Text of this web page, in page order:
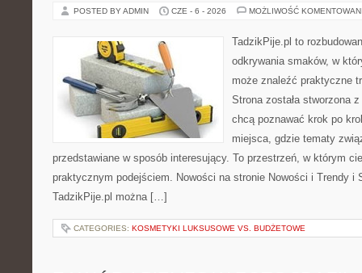
POSTED BY ADMIN CZE - 6 - 2026 MOŻLIWOŚĆ
TadzikPije.pl to
odkrywania smaków, w
może znaleźć praktyczne
Strona została stworzona
chcą poznawać krok po
miejsca, gdzie tematy
przedstawiane w sposób interesujący. To przestrzeń, w którym
praktycznym podejściem. Nowości na stronie Nowości i Trendy i
TadzikPije.pl można […]
CATEGORIES: KOSMETYKI LUKSUSOWE VS. BUDŻETOWE